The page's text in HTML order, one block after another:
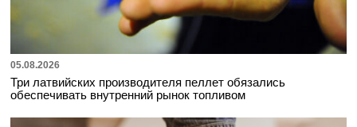
05.08.2026
Три латвийских производителя пеллет обязались
обеспечивать внутренний рынок топливом